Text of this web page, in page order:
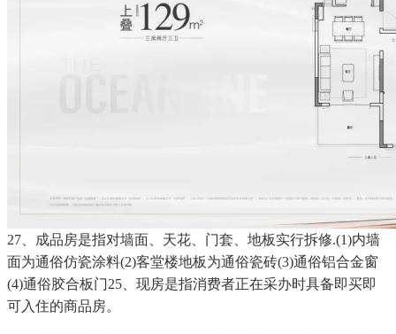
27、成品房是指对墙面、天花、门套、地板实行拆修.(1)内墙
面为通俗仿瓷涂料(2)客堂楼地板为通俗瓷砖(3)通俗铝合金窗
(4)通俗胶合板门25、现房是指消费者正在采办时具备即买即
可入住的商品房。